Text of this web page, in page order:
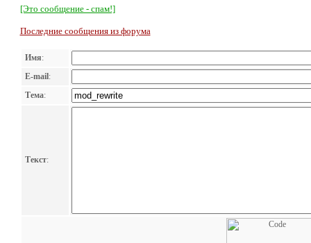
[Это сообщение - спам!]
Последние сообщения из форума
Имя:
E-mail:
Тема:
Текст: